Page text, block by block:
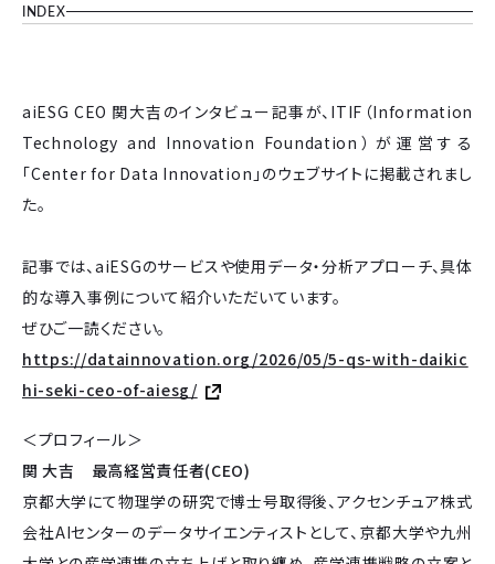
INDEX
aiESG CEO 関大吉のインタビュー記事が、ITIF（Information
Technology and Innovation Foundation）が運営する
「Center for Data Innovation」のウェブサイトに掲載されまし
た。
記事では、aiESGのサービスや使用データ・分析アプローチ、具体
的な導入事例について紹介いただいています。
ぜひご一読ください。
https://datainnovation.org/2026/05/5-qs-with-daikic
hi-seki-ceo-of-aiesg/
＜プロフィール＞
関 大吉 最高経営責任者(CEO)
京都大学にて物理学の研究で博士号取得後、アクセンチュア株式
会社AIセンターのデータサイエンティストとして、京都大学や九州